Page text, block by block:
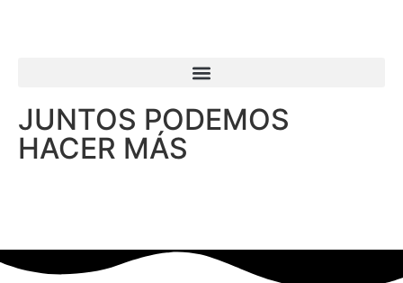
JUNTOS PODEMOS
HACER MÁS